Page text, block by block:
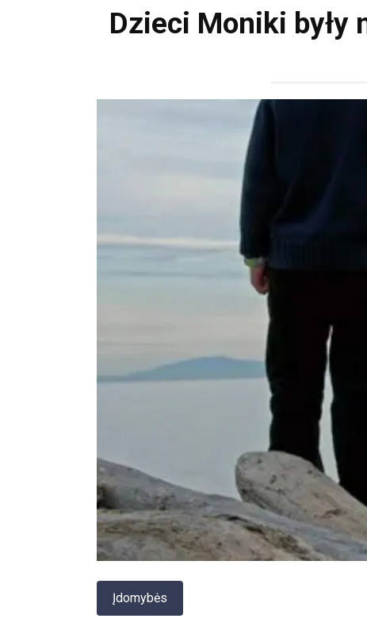
Dzieci Moniki były
Įdomybės